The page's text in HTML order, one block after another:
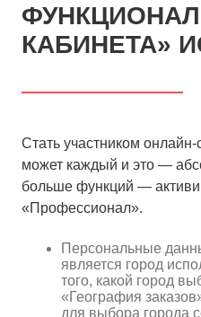
Оставляя заявку, Вы
обработку и
Вы сохраните полную
10м ≈
КАБИНЕТА»
Стать участником
может каждый и это —
больше функций —
«Профессионал».
Персональные
является город
того, какой город
«География
для выбора города